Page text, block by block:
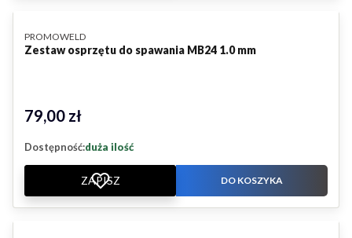
Zestaw osprzętu do spawania MB24 1.0 mm
PRODUCENT
PROMOWELD
Cena
79,00 zł
Dostępność:duża ilość
ZAPISZ DO KOSZYKA